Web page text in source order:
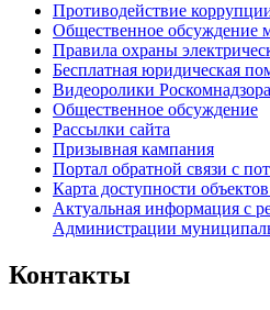
Противодействие
Общественное обсуждение
Правила охраны
Бесплатная юридическая
Видеоролики Роскомнадзора
Общественное обсуждение
Рассылки сайта
Призывная кампания
Портал обратной связи с
Карта доступности
Актуальная информация с
Администрации
Контакты